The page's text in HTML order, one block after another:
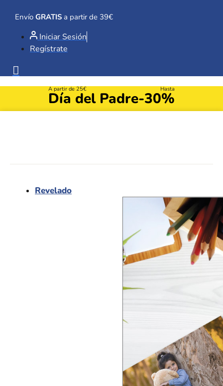
contenido
Envío GRATIS a partir de 39€
Iniciar Sesión
Regístrate
A partir de 25€
Día del Padre
Hasta
-30%
Revelado